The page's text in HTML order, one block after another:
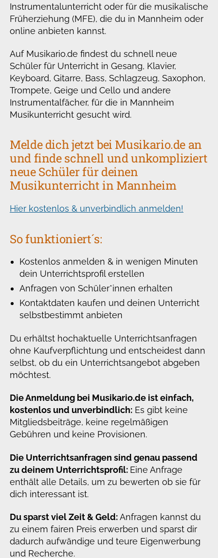
Instrumentalunterricht oder für die musikalische
Früherziehung (MFE), die du in Mannheim oder
online anbieten kannst.
Auf Musikario.de findest du schnell neue
Schüler für Unterricht in Gesang, Klavier,
Keyboard, Gitarre, Bass, Schlagzeug, Saxophon,
Trompete, Geige und Cello und andere
Instrumentalfächer, für die in Mannheim
Musikunterricht gesucht wird.
Melde dich jetzt bei Musikario.de an
und finde schnell und unkompliziert
neue Schüler für deinen
Musikunterricht in Mannheim
Hier kostenlos & unverbindlich anmelden!
So funktioniert´s:
Kostenlos anmelden & in wenigen Minuten
dein Unterrichtsprofil erstellen
Anfragen von Schüler*innen erhalten
Kontaktdaten kaufen und deinen Unterricht
selbstbestimmt anbieten
Du erhältst hochaktuelle Unterrichtsanfragen
ohne Kaufverpflichtung und entscheidest dann
selbst, ob du ein Unterrichtsangebot abgeben
möchtest.
Die Anmeldung bei Musikario.de ist einfach,
kostenlos und unverbindlich: Es gibt keine
Mitgliedsbeiträge, keine regelmäßigen
Gebühren und keine Provisionen.
Die Unterrichtsanfragen sind genau passend
zu deinem Unterrichtsprofil: Eine Anfrage
enthält alle Details, um zu bewerten ob sie für
dich interessant ist.
Du sparst viel Zeit & Geld:Anfragen kannst du
zu einem fairen Preis erwerben und sparst dir
dadurch aufwändige und teure Eigenwerbung
und Recherche.